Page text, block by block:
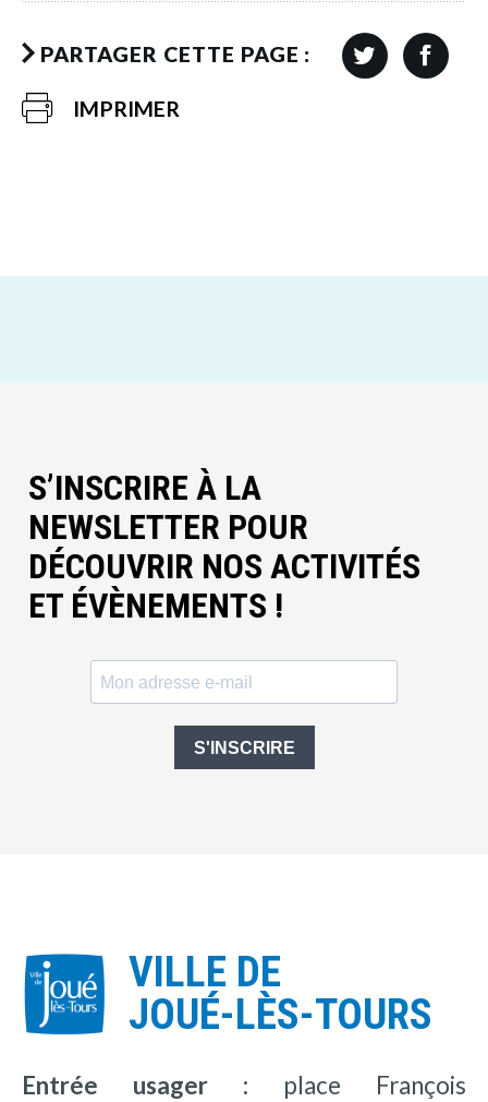
PARTAGER CETTE PAGE :
IMPRIMER
S’INSCRIRE À LA
NEWSLETTER POUR
DÉCOUVRIR NOS ACTIVITÉS
ET ÉVÈNEMENTS !
S'INSCRIRE
VILLE DE
JOUÉ-LÈS-TOURS
Entrée usager : place François